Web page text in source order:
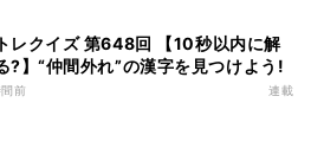
レクイズ 第648回 【10秒以内に解
?】“仲間外れ”の漢字を見つけよう!
前 連載